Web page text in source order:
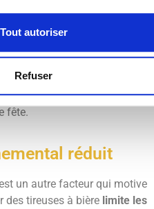
Tout autoriser
Refuser
de tireuses, adaptées à
possible de choisir une
amis, ou une machine plus
fête.
réduit
un autre facteur qui motive
des tireuses à bière limite les